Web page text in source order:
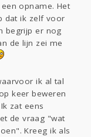
opname. Het
dat ik zelf voor
begrijp er nog
de lijn zei me
ik al tal
keer beweren
zat eens
de vraag "wat
Kreeg ik als